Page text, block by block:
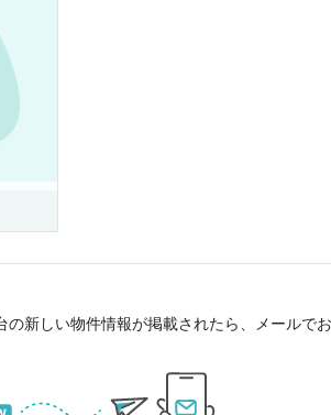
新しい物件情報が掲載されたら、メールで